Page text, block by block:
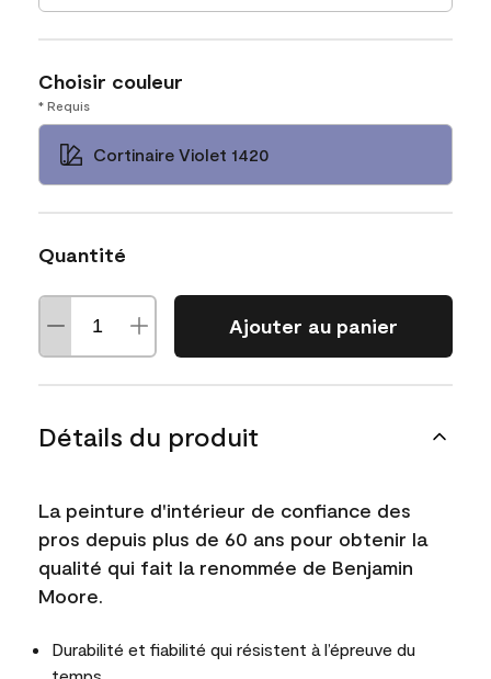
Choisir couleur
* Requis
Cortinaire Violet 1420
Quantité
Ajouter au panier
Détails du produit
La peinture d'intérieur de confiance des
pros depuis plus de 60 ans pour obtenir la
qualité qui fait la renommée de Benjamin
Moore.
Durabilité et fiabilité qui résistent à l’épreuve du
temps